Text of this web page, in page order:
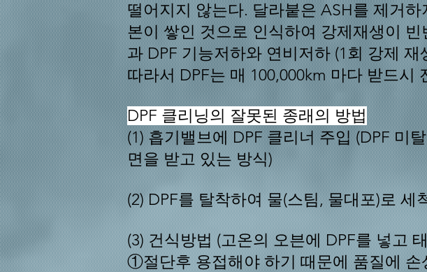
떨어지지 않는다. 달라붙은 ASH를 제거
본이 쌓인 것으로 인식하여 강제재생이
과 DPF 기능저하와 연비저하 (1회 강제
따라서 DPF는 매 100,000km 마다 받드시
DPF 클리닝의 잘못된 종래의 방법
(1) 흡기밸브에 DPF 클리너 주입 (DPF 미
면을 받고 있는 방식)
(2) DPF를 탈착하여 물(스팀, 물대포)로 세
(3) 건식방법 (고온의 오븐에 DPF를 넣고
①절단후 용접해야 하기 때문에 품질에